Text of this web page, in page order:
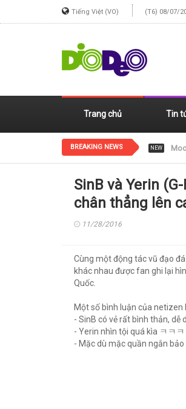
Tiếng Việt (VO) (T6) 08/07/
Trang chủ Tin
BREAKING NEWS NEW
SinB và Yerin
chân thẳng lên
11/28/2016
Cùng một động tác vũ đạo
khác nhau được fan ghi lại
Quốc.
Một số bình luận của netizen
- SinB có vẻ rất bình thản, dễ
- Yerin nhìn tội quá kìa ㅋㅋ
- Mặc dù mặc quần ngắn